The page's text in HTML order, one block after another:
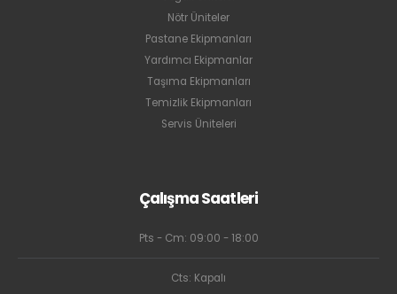
Nötr Üniteler
Pastane Ekipmanları
Yardımcı Ekipmanlar
Taşıma Ekipmanları
Temizlik Ekipmanları
Servis Üniteleri
Çalışma Saatleri
Pts - Cm: 09:00 - 18:00
Cts: Kapalı